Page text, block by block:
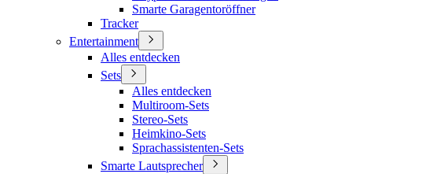
Smarte Garagentoröffner
Tracker
Entertainment
Alles entdecken
Sets
Alles entdecken
Multiroom-Sets
Stereo-Sets
Heimkino-Sets
Sprachassistenten-Sets
Smarte Lautsprecher